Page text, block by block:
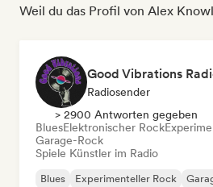
Weil du das Profil von Alex
Good Vibrations
Radiosender
> 2900 Antworten gegeben
BluesElektronischer Rock
Garage-Rock
Spiele Künstler im Radio
Blues Experimenteller Rock